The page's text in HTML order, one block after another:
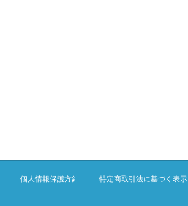
個人情報保護方針 特定商取引法に基づく表示